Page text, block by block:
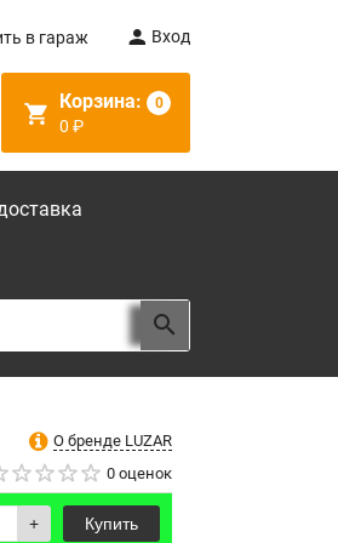
в гараж Вход
Корзина: 0
0 ₽
О бренде LUZAR
0 оценок
+ Купить